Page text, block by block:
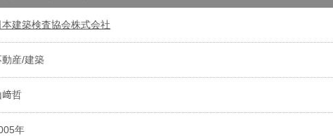
本建築検査協会株式会社
動産/建築
﨑哲
年